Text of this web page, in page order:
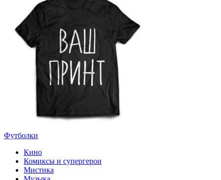
Футболки
Кино
Комиксы и супергерои
Мистика